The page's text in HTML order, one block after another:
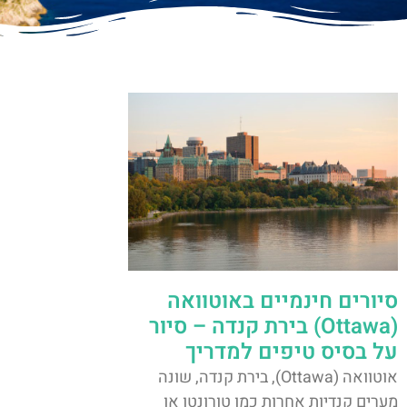
סיורים חינמיים באוטוואה
(Ottawa) בירת קנדה – סיור
על בסיס טיפים למדריך
אוטוואה (Ottawa), בירת קנדה, שונה
מערים קנדיות אחרות כמו טורונטו או